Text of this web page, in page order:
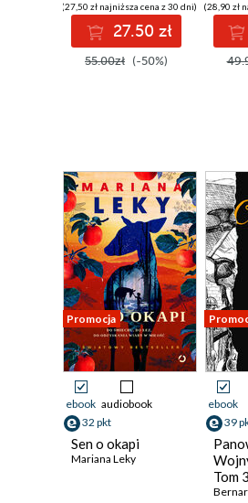
(27,50 zł najniższa cena z 30 dni)
27.50 zł
55.00zł (-50%)
(28,90 zł
Promocja
ebook audiobook
32 pkt
Sen o okapi
Mariana Leky
ebook
39
Tom 3